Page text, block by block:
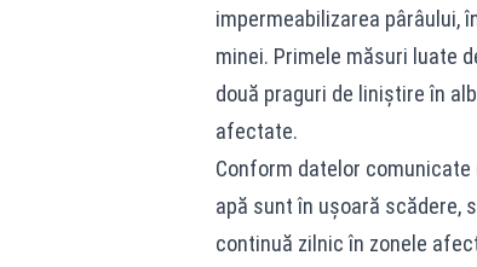
impermeabilizarea pârâului,
minei. Primele măsuri luate
două praguri de liniștire în
afectate.
Conform datelor
apă sunt în ușoară scădere,
continuă zilnic în zonele